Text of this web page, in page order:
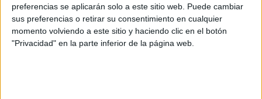
preferencias se aplicarán solo a este sitio web. Puede cambiar
sus preferencias o retirar su consentimiento en cualquier
momento volviendo a este sitio y haciendo clic en el botón
"Privacidad" en la parte inferior de la página web.
Producto
Web pensada para poder ofrecer diferentes
productos propios y ajenos para que los